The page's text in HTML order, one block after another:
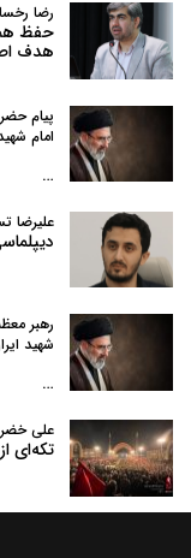
رضا
حفظ
هدف
پیام
امام
…
علیرضا
رهبر
شهید
…
علی
تکه‌ای